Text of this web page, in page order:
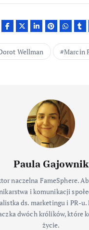
Wellman Marcin
Paula Gajownik
naczelna FameSphere.
i komunikacji
ds. marketingu i PR-
dwóch królików, które
życie.